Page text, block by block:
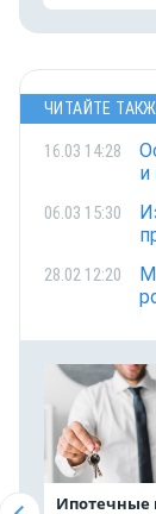
ЧИТАЙТЕ
16.03 14:28
и
06.03 15:30
28.02 12:20
Ипотечные